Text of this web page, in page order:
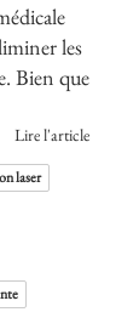
les
Bien que
Lire l'article
laser